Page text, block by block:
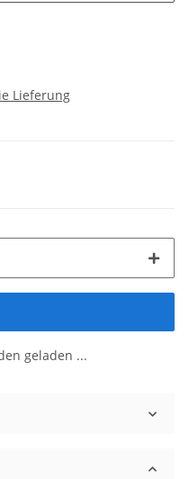
Lieferung
geladen ...